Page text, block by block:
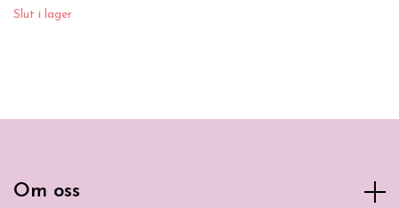
Slut i lager
Om oss